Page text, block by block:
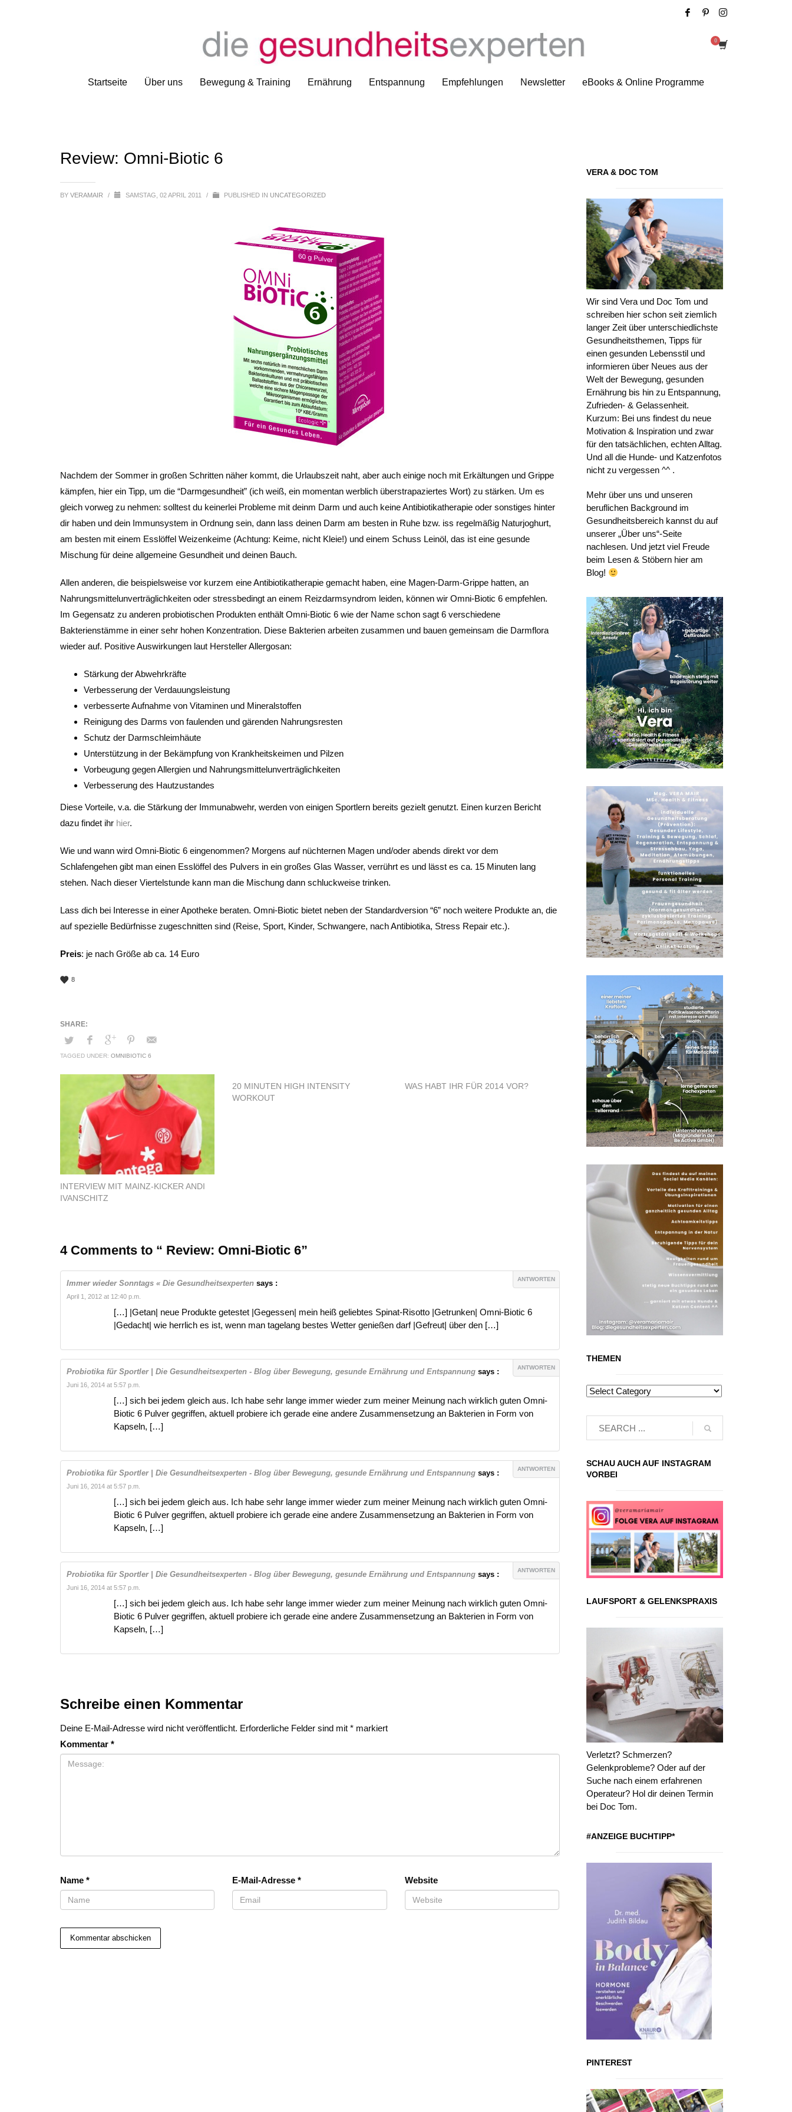
Startseite Über uns Bewegung & Training Ernährung Entspannung Empfehlungen Newsletter eBooks & Online Programme
Review: Omni-Biotic 6
Review: Omni-Biotic 6
BY VERAMAIR / SAMSTAG, 02 APRIL 2011 / PUBLISHED IN UNCATEGORIZED
Nachdem der Sommer in großen Schritten näher kommt, die Urlaubszeit naht, aber auch einige noch mit Erkältungen und Grippe
kämpfen, hier ein Tipp, um die “Darmgesundheit” (ich weiß, ein momentan werblich überstrapaziertes Wort) zu stärken. Um es
gleich vorweg zu nehmen: solltest du keinerlei Probleme mit deinm Darm und auch keine Antibiotikatherapie oder sonstiges hinter
dir haben und dein Immunsystem in Ordnung sein, dann lass deinen Darm am besten in Ruhe bzw. iss regelmäßig Naturjoghurt,
am besten mit einem Esslöffel Weizenkeime (Achtung: Keime, nicht Kleie!) und einem Schuss Leinöl, das ist eine gesunde
Mischung für deine allgemeine Gesundheit und deinen Bauch.
Allen anderen, die beispielsweise vor kurzem eine Antibiotikatherapie gemacht haben, eine Magen-Darm-Grippe hatten, an
Nahrungsmittelunverträglichkeiten oder stressbedingt an einem Reizdarmsyndrom leiden, können wir Omni-Biotic 6 empfehlen.
Im Gegensatz zu anderen probiotischen Produkten enthält Omni-Biotic 6 wie der Name schon sagt 6 verschiedene
Bakterienstämme in einer sehr hohen Konzentration. Diese Bakterien arbeiten zusammen und bauen gemeinsam die Darmflora
wieder auf. Positive Auswirkungen laut Hersteller Allergosan:
Stärkung der Abwehrkräfte
Verbesserung der Verdauungsleistung
verbesserte Aufnahme von Vitaminen und Mineralstoffen
Reinigung des Darms von faulenden und gärenden Nahrungsresten
Schutz der Darmschleimhäute
Unterstützung in der Bekämpfung von Krankheitskeimen und Pilzen
Vorbeugung gegen Allergien und Nahrungsmittelunverträglichkeiten
Verbesserung des Hautzustandes
Diese Vorteile, v.a. die Stärkung der Immunabwehr, werden von einigen Sportlern bereits gezielt genutzt. Einen kurzen Bericht
dazu findet ihr hier.
Wie und wann wird Omni-Biotic 6 eingenommen? Morgens auf nüchternen Magen und/oder abends direkt vor dem
Schlafengehen gibt man einen Esslöffel des Pulvers in ein großes Glas Wasser, verrührt es und lässt es ca. 15 Minuten lang
stehen. Nach dieser Viertelstunde kann man die Mischung dann schluckweise trinken.
Lass dich bei Interesse in einer Apotheke beraten. Omni-Biotic bietet neben der Standardversion “6” noch weitere Produkte an, die
auf spezielle Bedürfnisse zugeschnitten sind (Reise, Sport, Kinder, Schwangere, nach Antibiotika, Stress Repair etc.).
Preis: je nach Größe ab ca. 14 Euro
8
TAGGED UNDER: OMNIBIOTIC 6
INTERVIEW MIT MAINZ-KICKER ANDI
IVANSCHITZ
20 MINUTEN HIGH INTENSITY
WORKOUT
WAS HABT IHR FÜR 2014 VOR?
4 Comments to “ Review: Omni-Biotic 6”
Immer wieder Sonntags « Die Gesundheitsexperten says : ANTWORTEN
April 1, 2012 at 12:40 p.m.
[…] |Getan| neue Produkte getestet |Gegessen| mein heiß geliebtes Spinat-Risotto |Getrunken| Omni-Biotic 6
|Gedacht| wie herrlich es ist, wenn man tagelang bestes Wetter genießen darf |Gefreut| über den […]
Probiotika für Sportler | Die Gesundheitsexperten - Blog über Bewegung, gesunde Ernährung und Entspannung says : ANTWORTEN
Juni 16, 2014 at 5:57 p.m.
[…] sich bei jedem gleich aus. Ich habe sehr lange immer wieder zum meiner Meinung nach wirklich guten Omni-
Biotic 6 Pulver gegriffen, aktuell probiere ich gerade eine andere Zusammensetzung an Bakterien in Form von
Kapseln, […]
Probiotika für Sportler | Die Gesundheitsexperten - Blog über Bewegung, gesunde Ernährung und Entspannung says : ANTWORTEN
Juni 16, 2014 at 5:57 p.m.
[…] sich bei jedem gleich aus. Ich habe sehr lange immer wieder zum meiner Meinung nach wirklich guten Omni-
Biotic 6 Pulver gegriffen, aktuell probiere ich gerade eine andere Zusammensetzung an Bakterien in Form von
Kapseln, […]
Probiotika für Sportler | Die Gesundheitsexperten - Blog über Bewegung, gesunde Ernährung und Entspannung says : ANTWORTEN
Juni 16, 2014 at 5:57 p.m.
[…] sich bei jedem gleich aus. Ich habe sehr lange immer wieder zum meiner Meinung nach wirklich guten Omni-
Biotic 6 Pulver gegriffen, aktuell probiere ich gerade eine andere Zusammensetzung an Bakterien in Form von
Kapseln, […]
Schreibe einen Kommentar
Deine E-Mail-Adresse wird nicht veröffentlicht. Erforderliche Felder sind mit * markiert
Kommentar *
Name * E-Mail-Adresse* Website
VERA & DOC TOM
Wir sind Vera und Doc Tom und
schreiben hier schon seit ziemlich
langer Zeit über unterschiedlichste
Gesundheitsthemen, Tipps für
einen gesunden Lebensstil und
informieren über Neues aus der
Welt der Bewegung, gesunden
Ernährung bis hin zu Entspannung,
Zufrieden- & Gelassenheit.
Kurzum: Bei uns findest du neue
Motivation & Inspiration und zwar
für den tatsächlichen, echten Alltag.
Und all die Hunde- und Katzenfotos
nicht zu vergessen ^^ .
Mehr über uns und unseren
beruflichen Background im
Gesundheitsbereich kannst du auf
unserer „Über uns“-Seite
nachlesen. Und jetzt viel Freude
beim Lesen & Stöbern hier am
Blog!
THEMEN
SCHAU AUCH AUF INSTAGRAM
VORBEI
LAUFSPORT & GELENKSPRAXIS
Verletzt? Schmerzen?
Gelenkprobleme? Oder auf der
Suche nach einem erfahrenen
Operateur? Hol dir deinen Termin
bei Doc Tom.
#ANZEIGE BUCHTIPP*
PINTEREST